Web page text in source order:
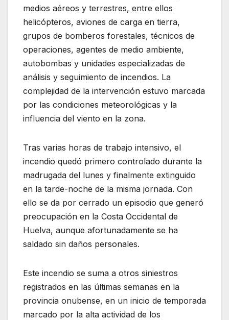
medios aéreos y terrestres, entre ellos
helicópteros, aviones de carga en tierra,
grupos de bomberos forestales, técnicos de
operaciones, agentes de medio ambiente,
autobombas y unidades especializadas de
análisis y seguimiento de incendios. La
complejidad de la intervención estuvo marcada
por las condiciones meteorológicas y la
influencia del viento en la zona.
Tras varias horas de trabajo intensivo, el
incendio quedó primero controlado durante la
madrugada del lunes y finalmente extinguido
en la tarde-noche de la misma jornada. Con
ello se da por cerrado un episodio que generó
preocupación en la Costa Occidental de
Huelva, aunque afortunadamente se ha
saldado sin daños personales.
Este incendio se suma a otros siniestros
registrados en las últimas semanas en la
provincia onubense, en un inicio de temporada
marcado por la alta actividad de los